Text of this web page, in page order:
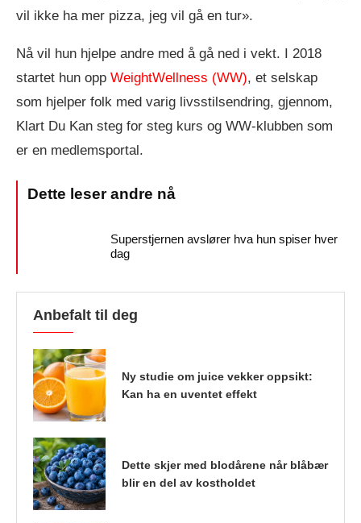
vil ikke ha mer pizza, jeg vil gå en tur».
Nå vil hun hjelpe andre med å gå ned i vekt. I 2018
startet hun opp WeightWellness (WW), et selskap
som hjelper folk med varig livsstilsendring, gjennom,
Klart Du Kan steg for steg kurs og WW-klubben som
er en medlemsportal.
Superstjernen avslører hva hun spiser hver
dag
Anbefalt til deg
Ny studie om juice vekker oppsikt:
Kan ha en uventet effekt
Dette skjer med blodårene når blåbær
blir en del av kostholdet